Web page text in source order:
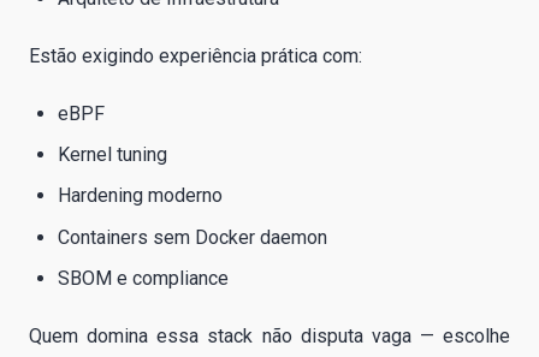
Estão exigindo experiência prática com:
eBPF
Kernel tuning
Hardening moderno
Containers sem Docker daemon
SBOM e compliance
Quem domina essa stack não disputa vaga — escolhe